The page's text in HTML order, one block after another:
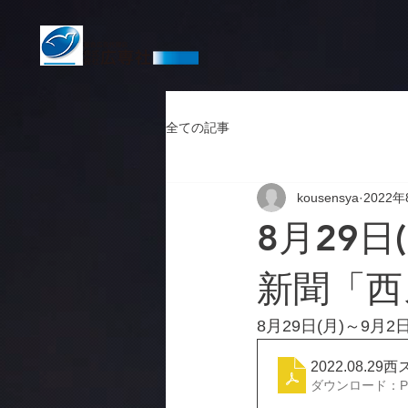
全ての記事
8月29日
新聞「
kousensya 2022
8月29日(月)～9月2
2022.08.29西
ダウンロード：